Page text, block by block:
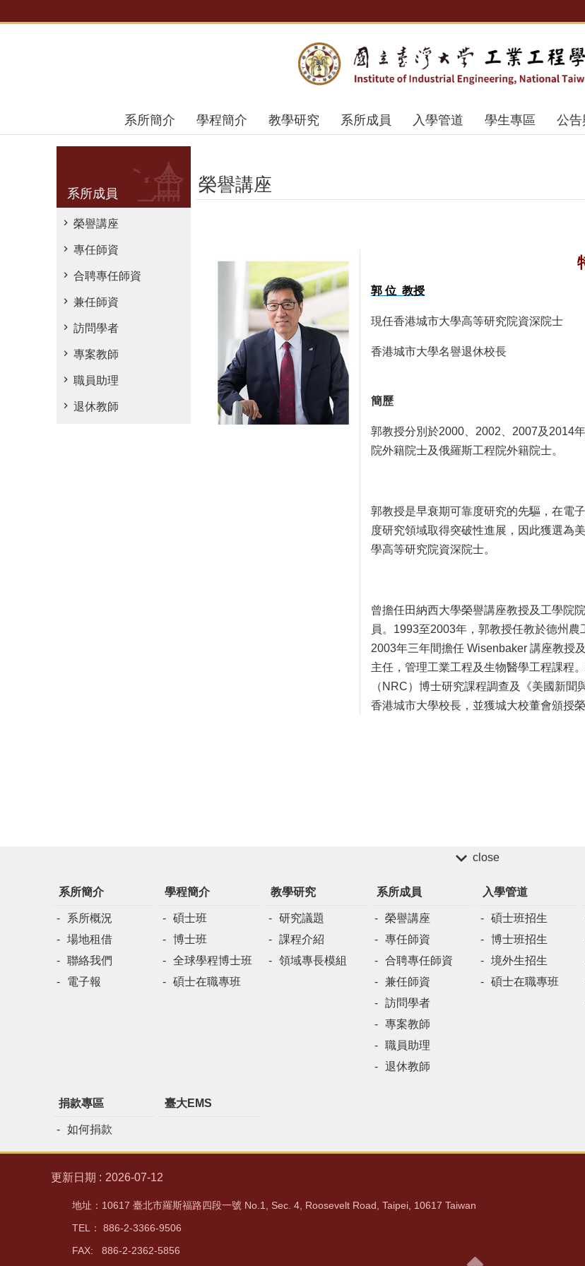
系所簡介 學程簡介 教學研究 系所成員 入學管道 學生專區 公告
系所成員
榮譽講座
專任師資
合聘專任師資
兼任師資
訪問學者
專案教師
職員助理
退休教師
榮譽講座
郭 位 教授
現任香港城市大學高等研究院資深院士
香港城市大學名譽退休校長
簡歷
郭教授分別於2000、2002、2007及2014
院外籍院士及俄羅斯工程院外籍院士。
郭教授是早衰期可靠度研究的先驅，在電
度研究領域取得突破性進展，因此獲選為
學高等研究院資深院士。
曾擔任田納西大學榮譽講座教授及工學院
員。1993至2003年，郭教授任教於德州
2003年三年間擔任 Wisenbaker 講座教授
主任，管理工業工程及生物醫學工程課程
（NRC）博士研究課程調查及《美國新
香港城市大學校長，並獲城大校董會頒授榮
close
系所簡介
系所概況
場地租借
聯絡我們
電子報
學程簡介
碩士班
博士班
全球學程博士班
碩士在職專班
教學研究
研究議題
課程介紹
領域專長模組
系所成員
榮譽講座
專任師資
合聘專任師資
兼任師資
訪問學者
專案教師
職員助理
退休教師
入學管道
碩士班招生
博士班招生
境外生招生
碩士在職專班
捐款專區
如何捐款
臺大EMS
更新日期 2026-07-12
地址：10617 臺北市羅斯福路四段一號 No.1, Sec. 4, Roosevelt Road, Taipei, 10617 Taiwan
TEL： 886-2-3366-9506
FAX: 886-2-2362-5856